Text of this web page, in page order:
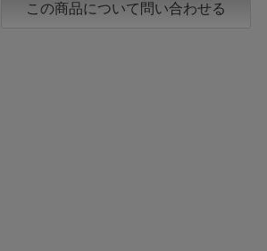
この商品について問い合わせる